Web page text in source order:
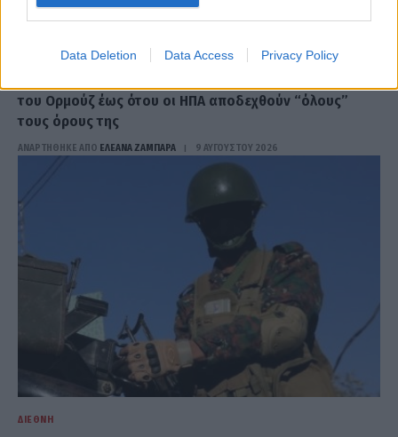
Data Deletion Data Access Privacy Policy
του Ορμούζ έως ότου οι ΗΠΑ αποδεχθούν “όλους”
τους όρους της
ΑΝΑΡΤΗΘΗΚΕ ΑΠΟ ΕΛΕΑΝΑ ΖΑΜΠΑΡΑ 9 ΑΥΓΟΎΣΤΟΥ 2026
ΔΙΕΘΝΉ